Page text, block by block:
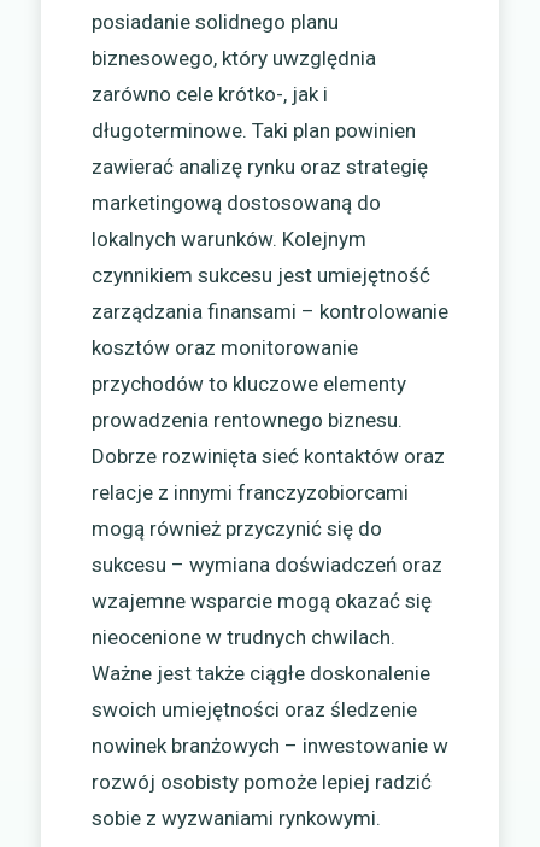
posiadanie solidnego planu
biznesowego, który uwzględnia
zarówno cele krótko-, jak i
długoterminowe. Taki plan powinien
zawierać analizę rynku oraz strategię
marketingową dostosowaną do
lokalnych warunków. Kolejnym
czynnikiem sukcesu jest umiejętność
zarządzania finansami – kontrolowanie
kosztów oraz monitorowanie
przychodów to kluczowe elementy
prowadzenia rentownego biznesu.
Dobrze rozwinięta sieć kontaktów oraz
relacje z innymi franczyzobiorcami
mogą również przyczynić się do
sukcesu – wymiana doświadczeń oraz
wzajemne wsparcie mogą okazać się
nieocenione w trudnych chwilach.
Ważne jest także ciągłe doskonalenie
swoich umiejętności oraz śledzenie
nowinek branżowych – inwestowanie w
rozwój osobisty pomoże lepiej radzić
sobie z wyzwaniami rynkowymi.